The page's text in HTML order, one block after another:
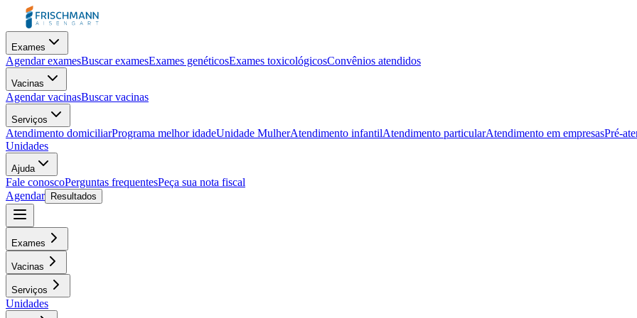
Exames
Agendar examesBuscar examesExames genéticosExames toxicológicosConvênios atendidos
Vacinas
Agendar vacinasBuscar vacinas
Serviços
Atendimento domiciliarPrograma melhor idadeUnidade MulherAtendimento infantilAtendimento particularAtendimento em empresasPré-
Unidades
Ajuda
Fale conoscoPerguntas frequentesPeça sua nota fiscal
Agendar
Resultados
Exames
Vacinas
Serviços
Unidades